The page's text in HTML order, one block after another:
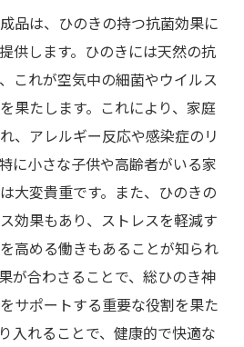
品は、ひのきの持つ抗菌効果に
供します。ひのきには天然の抗
これが空気中の細菌やウイルス
果たします。これにより、家庭
、アレルギー反応や感染症のリ
に小さな子供や高齢者がいる家
大変貴重です。また、ひのきの
効果もあり、ストレスを軽減す
高める働きもあることが知られ
が合わさることで、総ひのき神
サポートする重要な役割を果た
入れることで、健康的で快適な